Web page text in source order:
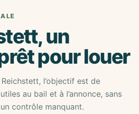
un
pour louer
l’objectif est de
au bail et à l’annonce, sans
contrôle manquant.